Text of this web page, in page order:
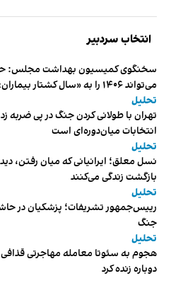
انتخاب سردبیر
سخنگوی کمیسیون بهداشت مجلس:
می‌تواند ۱۴۰۶ را به «سال کشتار بیماران» تبدیل کند
تحلیل
تهران با طولانی کردن جنگ در پی ضربه
انتخابات میان‌دوره‌ای است
تحلیل
نسل معلق؛ ایرانیانی که میان رفتن،
بازگشت زندگی می‌کنند
تحلیل
رییس‌جمهور تشریفات؛ پزشکیان در
جنگ
تحلیل
هجوم به سئوتا معامله مهاجرتی قذافی
دوباره زنده کرد